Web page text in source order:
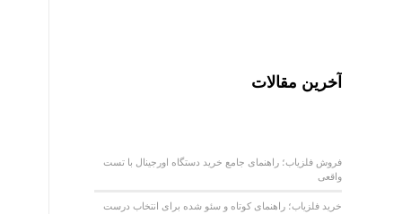
آخرین مقالات
فروش فلزیاب؛ راهنمای جامع خرید دستگاه اورجینال با تست
واقعی
خرید فلزیاب؛ راهنمای کوتاه و سئو شده برای انتخاب درست